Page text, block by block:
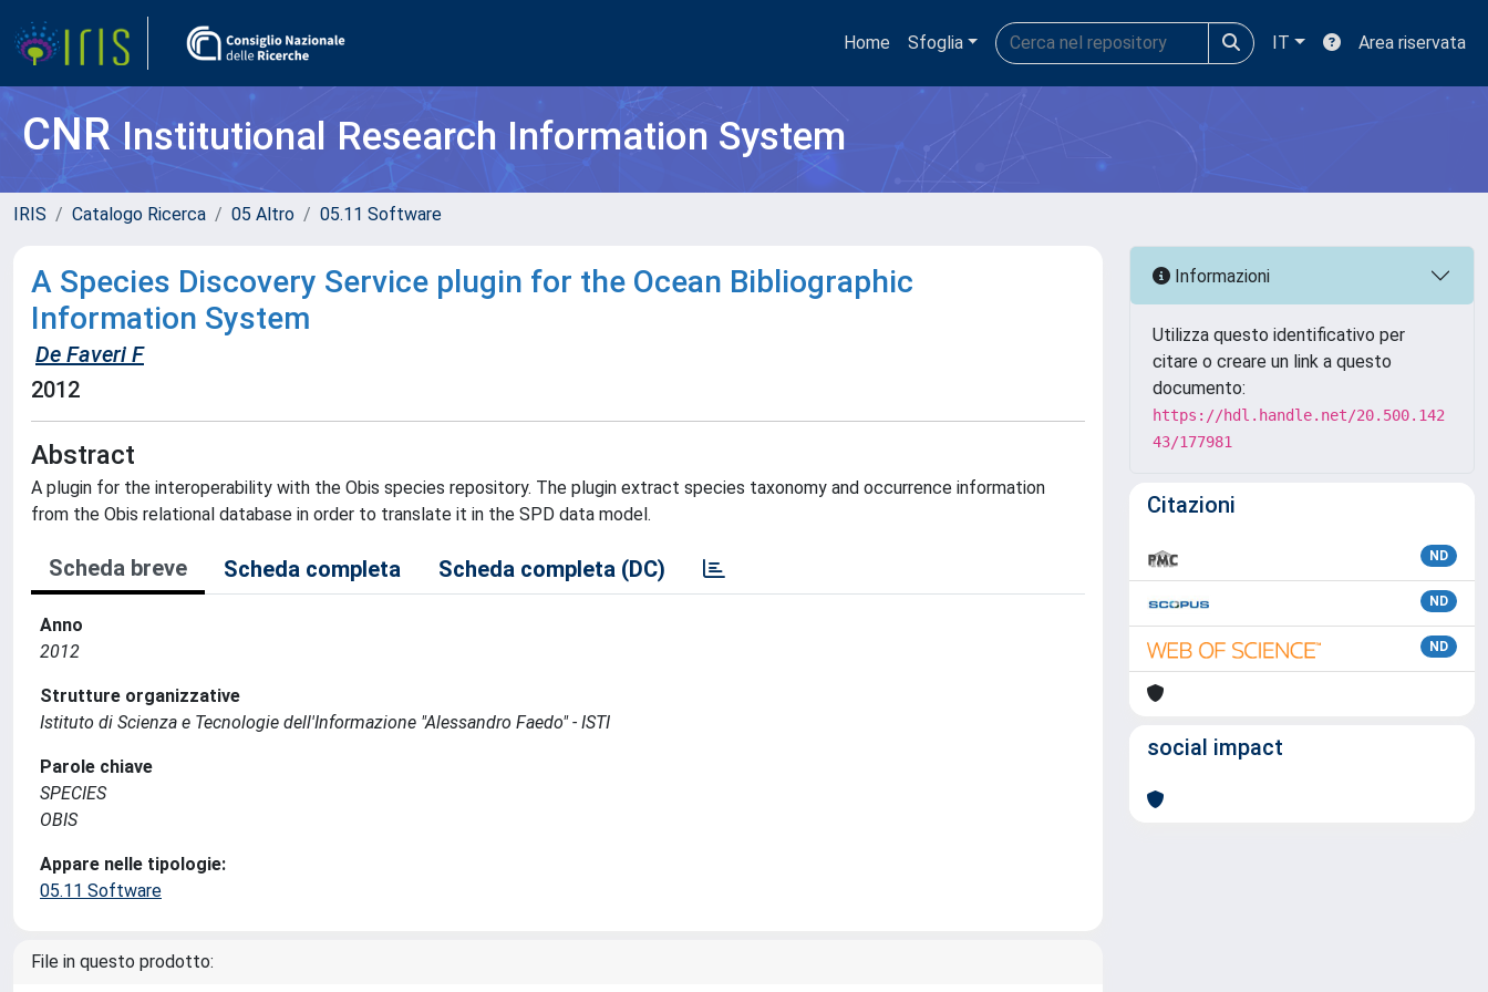
Home Sfoglia IT Area riservata
CNRInstitutional Research Information System
IRIS Catalogo Ricerca 05 Altro 05.11 Software
A Species Discovery Service plugin for the Ocean Bibliographic
Information System
De Faveri F
2012
Abstract
A plugin for the interoperability with the Obis species repository. The plugin extract species taxonomy and occurrence information
from the Obis relational database in order to translate it in the SPD data model.
Scheda breve Scheda completa Scheda completa (DC)
Anno
2012
Strutture organizzative
Istituto di Scienza e Tecnologie dell'Informazione "Alessandro Faedo" - ISTI
Parole chiave
SPECIES
OBIS
Appare nelle tipologie:
05.11 Software
File in questo prodotto:
Informazioni
Utilizza questo identificativo per
citare o creare un link a questo
documento:
https://hdl.handle.net/20.500.142
43/177981
Citazioni
ND
ND
ND
social impact